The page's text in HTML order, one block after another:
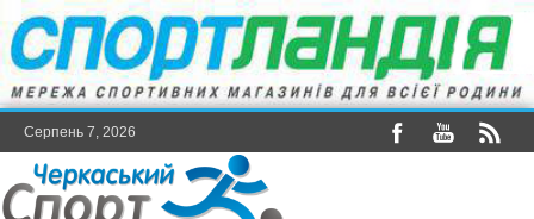
Серпень 7, 2026